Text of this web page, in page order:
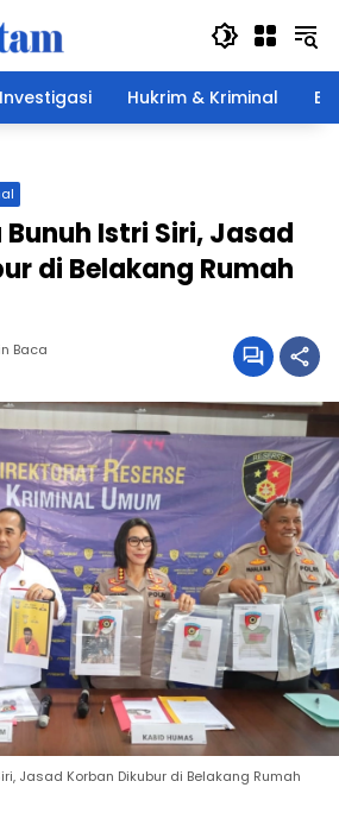
Investigasi Hukrim & Kriminal
Bunuh Istri Siri, Jasad
di Belakang Rumah
Baca
Jasad Korban Dikubur di Belakang Rumah